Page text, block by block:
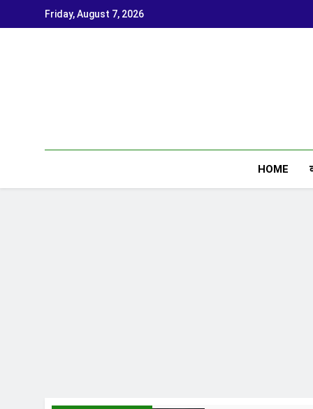
Friday, August 7, 2026
HOME